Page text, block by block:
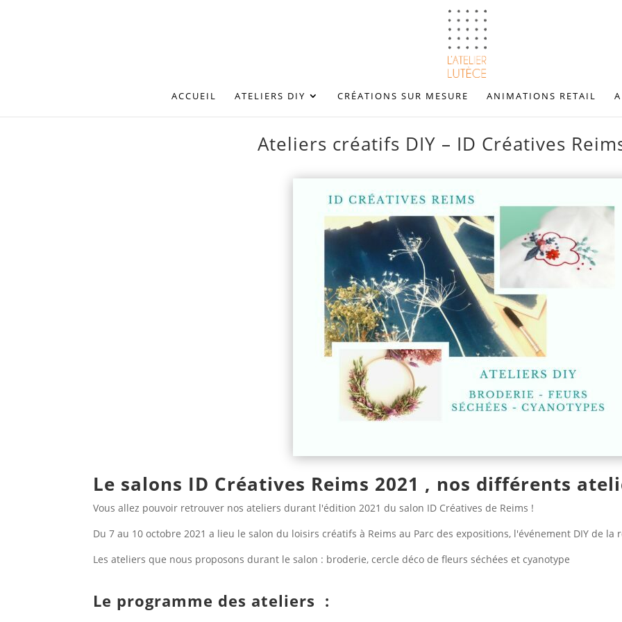
ACCUEIL ATELIERS DIY CRÉATIONS SUR MESURE ANIMATIONS RETAIL
Ateliers créatifs DIY – ID Créatives
Le salons ID Créatives Reims 2021 , nos différents
Vous allez pouvoir retrouver nos ateliers durant l'édition 2021 du salon ID Créatives de Reims !
Du 7 au 10 octobre 2021 a lieu le salon du loisirs créatifs à Reims au Parc des expositions, l'événement DIY de la
Les ateliers que nous proposons durant le salon : broderie, cercle déco de fleurs séchées et cyanotype
Le programme des ateliers :